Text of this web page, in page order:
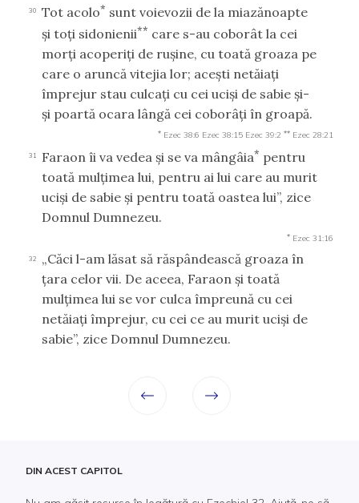
30 Tot acolo* sunt voievozii de la miazănoapte
şi toţi sidonienii** care s-au coborât la cei
morţi acoperiţi de ruşine, cu toată groaza pe
care o aruncă vitejia lor; aceşti netăiaţi
împrejur stau culcaţi cu cei ucişi de sabie şi-
şi poartă ocara lângă cei coborâţi în groapă.
* Ezec 38:6 Ezec 38:15 Ezec 39:2 ** Ezec 28:21
31 Faraon îi va vedea şi se va mângâia* pentru
toată mulţimea lui, pentru ai lui care au murit
ucişi de sabie şi pentru toată oastea lui”, zice
Domnul Dumnezeu.
* Ezec 31:16
32
„Căci l-am lăsat să răspândească groaza în
ţara celor vii. De aceea, Faraon şi toată
mulţimea lui se vor culca împreună cu cei
netăiaţi împrejur, cu cei ce au murit ucişi de
sabie”, zice Domnul Dumnezeu.
DIN ACEST CAPITOL